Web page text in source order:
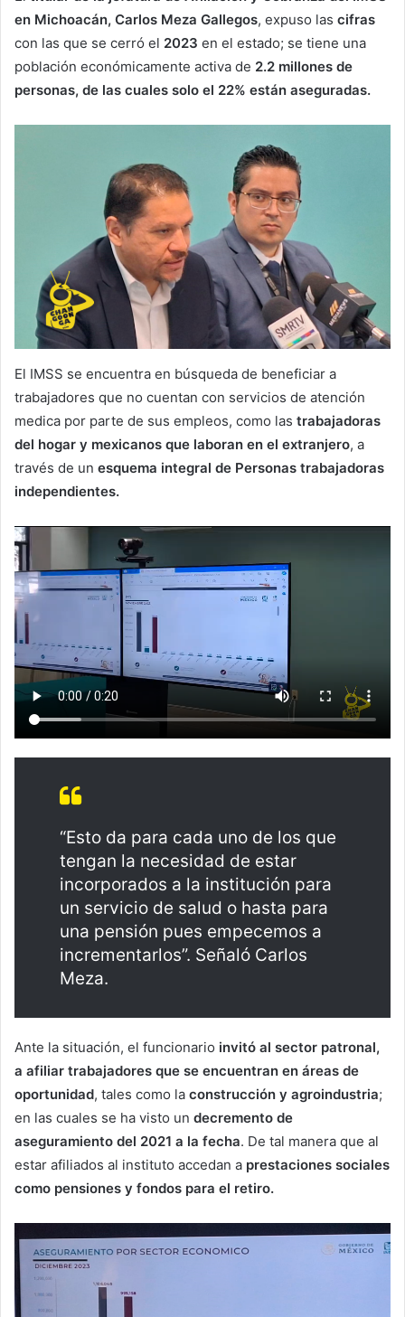
en Michoacán, Carlos Meza Gallegos, expuso las cifras
con las que se cerró el 2023 en el estado; se tiene una
población económicamente activa de 2.2 millones de
personas, de las cuales solo el 22% están aseguradas.
El IMSS se encuentra en búsqueda de beneficiar a
trabajadores que no cuentan con servicios de atención
medica por parte de sus empleos, como las trabajadoras
del hogar y mexicanos que laboran en el extranjero, a
través de un esquema integral de Personas trabajadoras
independientes.
“Esto da para cada uno de los que
tengan la necesidad de estar
incorporados a la institución para
un servicio de salud o hasta para
una pensión pues empecemos a
incrementarlos”. Señaló Carlos
Meza.
Ante la situación, el funcionario invitó al sector patronal,
a afiliar trabajadores que se encuentran en áreas de
oportunidad, tales como la construcción y agroindustria;
en las cuales se ha visto un decremento de
aseguramiento del 2021 a la fecha. De tal manera que al
estar afiliados al instituto accedan a prestaciones sociales
como pensiones y fondos para el retiro.